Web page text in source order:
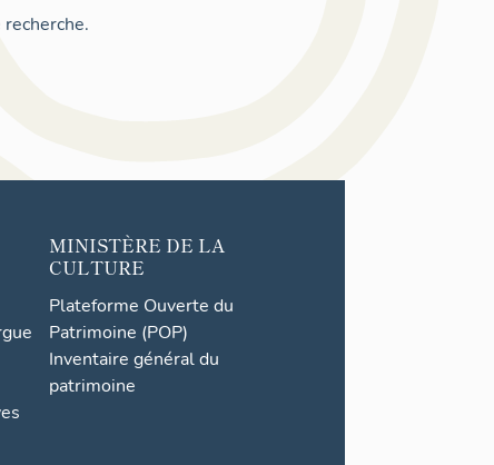
MINISTÈRE DE LA
CULTURE
Plateforme Ouverte du
Patrimoine (POP)
Inventaire général du
patrimoine